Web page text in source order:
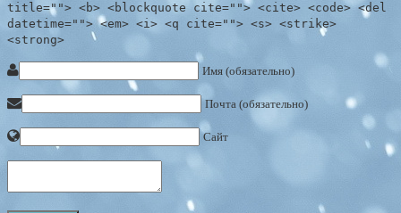
title=""> <b> <blockquote cite=""> <cite> <code> <del
datetime=""> <em> <i> <q cite=""> <s> <strike>
<strong>
Имя (обязательно)
Почта (обязательно)
Сайт